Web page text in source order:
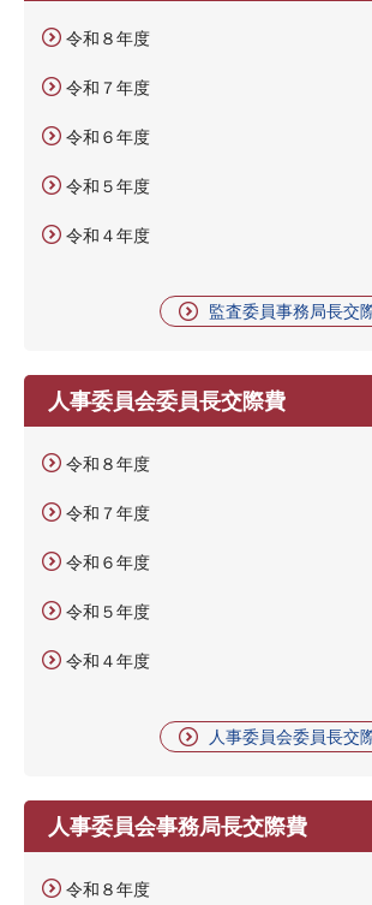
令和８年度
令和７年度
令和６年度
令和５年度
令和４年度
監査委員事務局長交
人事委員会委員長交際費
令和８年度
令和７年度
令和６年度
令和５年度
令和４年度
人事委員会委員長交
人事委員会事務局長交際費
令和８年度